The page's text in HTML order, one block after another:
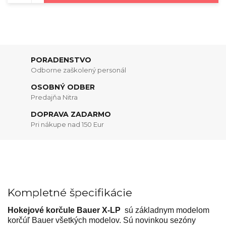
PORADENSTVO
Odborne zaškolený personál
OSOBNÝ ODBER
Predajňa Nitra
DOPRAVA ZADARMO
Pri nákupe nad 150 Eur
Kompletné špecifikácie
Hokejové korčule Bauer X-LP sú základnym modelom
korčúľ Bauer všetkých modelov. Sú novinkou sezóny